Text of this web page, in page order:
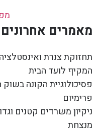
מאמרים אחרונים
תחזוקת צנרת
המקיף לועד הבית
פסיכולוגיית הקונה
פרימיום
ניקיון משרדים קטנים
מנצחת